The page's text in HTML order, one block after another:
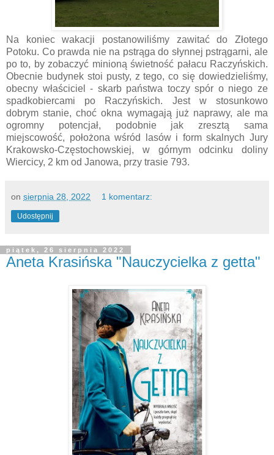
Na koniec wakacji postanowiliśmy zawitać do Złotego
Potoku. Co prawda nie na pstrąga do słynnej pstrągarni, ale
po to, by zobaczyć minioną świetność pałacu Raczyńskich.
Obecnie budynek stoi pusty, z tego, co się dowiedzieliśmy,
obecny właściciel - skarb państwa toczy spór o niego ze
spadkobiercami po Raczyńskich. Jest w stosunkowo
dobrym stanie, choć okna wymagają już naprawy, ale ma
ogromny potencjał, podobnie jak zresztą sama
miejscowość, położona wśród lasów i form skalnych Jury
Krakowsko-Częstochowskiej, w górnym odcinku doliny
Wiercicy, 2 km od Janowa, przy trasie 793.
on sierpnia 28, 2022 1 komentarz:
Udostępnij
piątek, 26 sierpnia 2022
Aneta Krasińska "Nauczycielka z getta"